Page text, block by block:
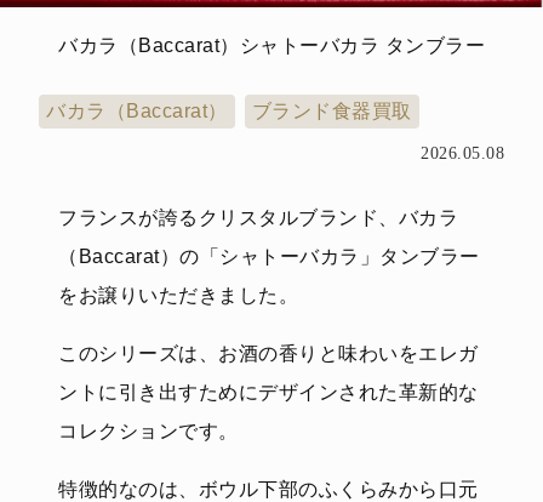
バカラ（Baccarat）シャトーバカラ タンブラー
バカラ（Baccarat） ブランド食器買取
2026.05.08
フランスが誇るクリスタルブランド、バカラ
（Baccarat）の「シャトーバカラ」タンブラー
をお譲りいただきました。
このシリーズは、お酒の香りと味わいをエレガ
ントに引き出すためにデザインされた革新的な
コレクションです。
特徴的なのは、ボウル下部のふくらみから口元